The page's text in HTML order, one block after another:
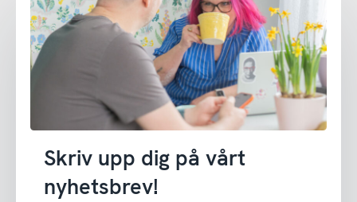
Skriv upp dig på vårt
nyhetsbrev!